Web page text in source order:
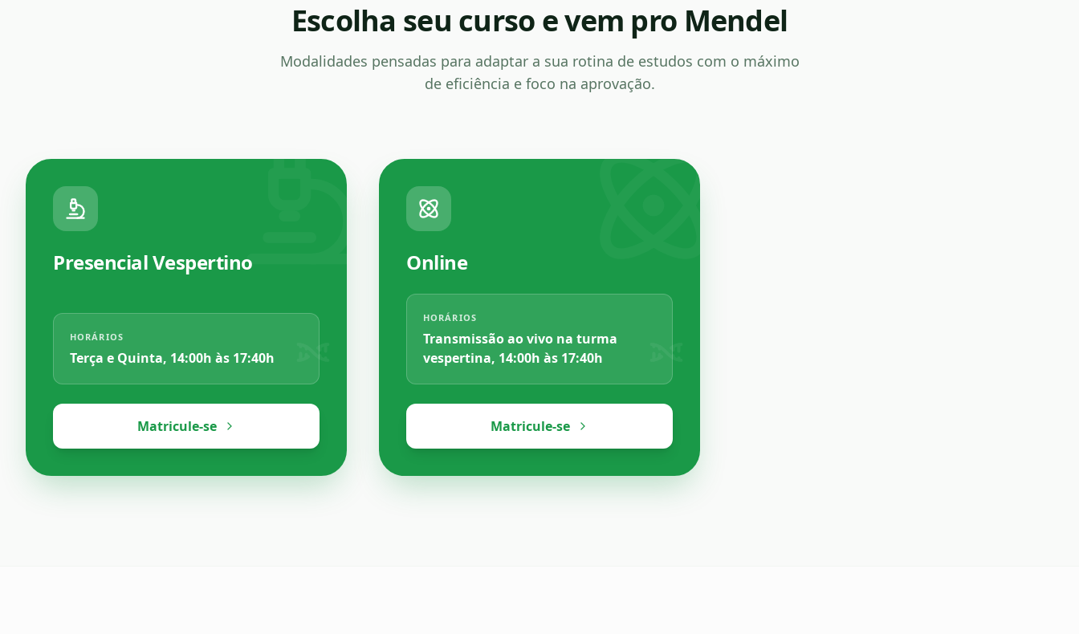
Escolha seu curso e vem pro Mendel
Modalidades pensadas para adaptar a sua rotina de estudos com o máximo
de eficiência e foco na aprovação.
Presencial Vespertino
HORÁRIOS
Terça e Quinta, 14:00h às 17:40h
Matricule-se
Online
HORÁRIOS
Transmissão ao vivo na turma
vespertina, 14:00h às 17:40h
Matricule-se